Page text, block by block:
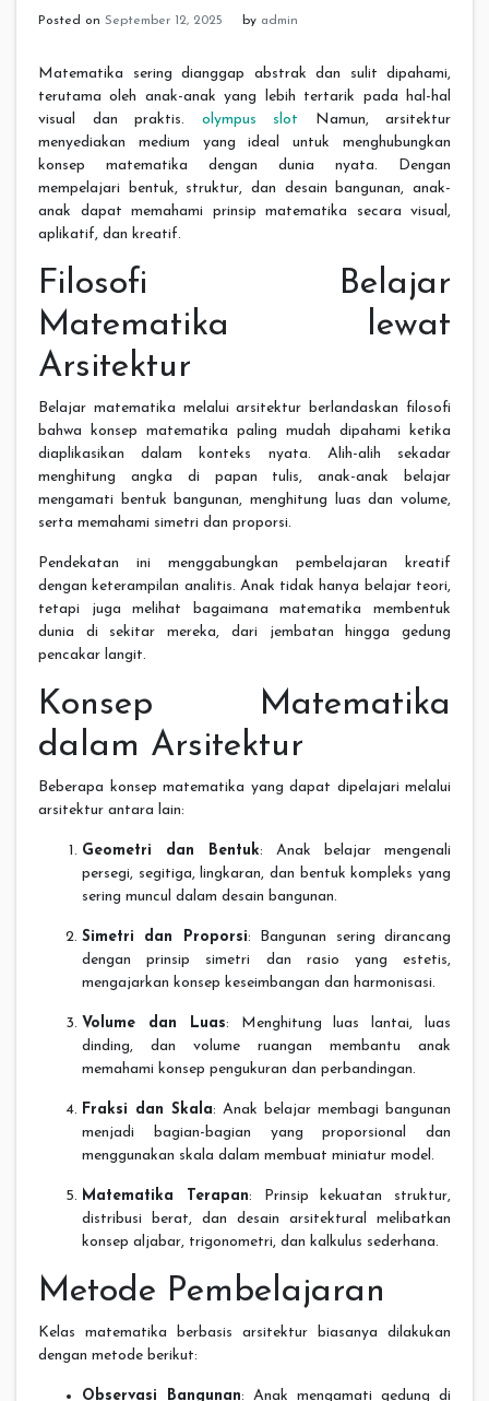
Posted on September 12, 2025 by admin
Matematika sering dianggap abstrak dan sulit dipahami,
terutama oleh anak-anak yang lebih tertarik pada hal-hal
visual dan praktis. olympus slot Namun, arsitektur
menyediakan medium yang ideal untuk menghubungkan
konsep matematika dengan dunia nyata. Dengan
mempelajari bentuk, struktur, dan desain bangunan, anak-
anak dapat memahami prinsip matematika secara visual,
aplikatif, dan kreatif.
Filosofi Belajar
Matematika lewat
Arsitektur
Belajar matematika melalui arsitektur berlandaskan filosofi
bahwa konsep matematika paling mudah dipahami ketika
diaplikasikan dalam konteks nyata. Alih-alih sekadar
menghitung angka di papan tulis, anak-anak belajar
mengamati bentuk bangunan, menghitung luas dan volume,
serta memahami simetri dan proporsi.
Pendekatan ini menggabungkan pembelajaran kreatif
dengan keterampilan analitis. Anak tidak hanya belajar teori,
tetapi juga melihat bagaimana matematika membentuk
dunia di sekitar mereka, dari jembatan hingga gedung
pencakar langit.
Konsep Matematika
dalam Arsitektur
Beberapa konsep matematika yang dapat dipelajari melalui
arsitektur antara lain:
Geometri dan Bentuk: Anak belajar mengenali
persegi, segitiga, lingkaran, dan bentuk kompleks yang
sering muncul dalam desain bangunan.
Simetri dan Proporsi: Bangunan sering dirancang
dengan prinsip simetri dan rasio yang estetis,
mengajarkan konsep keseimbangan dan harmonisasi.
Volume dan Luas: Menghitung luas lantai, luas
dinding, dan volume ruangan membantu anak
memahami konsep pengukuran dan perbandingan.
Fraksi dan Skala: Anak belajar membagi bangunan
menjadi bagian-bagian yang proporsional dan
menggunakan skala dalam membuat miniatur model.
Matematika Terapan: Prinsip kekuatan struktur,
distribusi berat, dan desain arsitektural melibatkan
konsep aljabar, trigonometri, dan kalkulus sederhana.
Metode Pembelajaran
Kelas matematika berbasis arsitektur biasanya dilakukan
dengan metode berikut:
Observasi Bangunan: Anak mengamati gedung di